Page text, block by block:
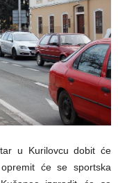
u Kurilovcu dobit će
će se sportska